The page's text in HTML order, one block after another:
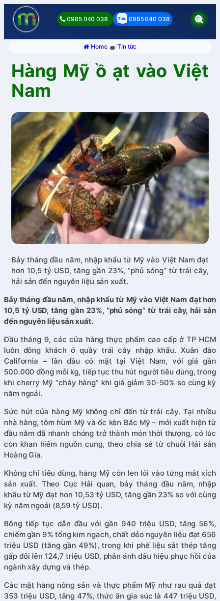
0985 040 038 0985 040 038
Home Tin tức
Hàng Mỹ ồ ạt vào Việt
Nam
Bảy tháng đầu năm, nhập khẩu từ Mỹ vào Việt Nam đạt
hơn 10,5 tỷ USD, tăng gần 23%, “phủ sóng” từ trái cây,
hải sản đến nguyên liệu sản xuất.
Bảy tháng đầu năm, nhập khẩu từ Mỹ vào Việt Nam đạt hơn
10,5 tỷ USD, tăng gần 23%, “phủ sóng” từ trái cây, hải sản
đến nguyên liệu sản xuất.
Đầu tháng 9, các cửa hàng thực phẩm cao cấp ở TP HCM
luôn đông khách ở quầy trái cây nhập khẩu. Xuân đào
California – lần đầu có mặt tại Việt Nam, với giá gần
500.000 đồng mỗi kg, tiếp tục thu hút người tiêu dùng, trong
khi cherry Mỹ “cháy hàng” khi giá giảm 30-50% so cùng kỳ
năm ngoái.
Sức hút của hàng Mỹ không chỉ đến từ trái cây. Tại nhiều
nhà hàng, tôm hùm Mỹ và ốc kèn Bắc Mỹ – mới xuất hiện từ
đầu năm đã nhanh chóng trở thành món thời thượng, có lúc
còn khan hiếm nguồn cung, theo chia sẻ từ chuỗi Hải sản
Hoàng Gia.
Không chỉ tiêu dùng, hàng Mỹ còn len lỏi vào từng mắt xích
sản xuất. Theo Cục Hải quan, bảy tháng đầu năm, nhập
khẩu từ Mỹ đạt hơn 10,53 tỷ USD, tăng gần 23% so với cùng
kỳ năm ngoái (8,59 tỷ USD).
Bông tiếp tục dẫn đầu với gần 940 triệu USD, tăng 56%,
chiếm gần 9% tổng kim ngạch, chất dẻo nguyên liệu đạt 656
triệu USD (tăng gần 49%), trong khi phế liệu sắt thép tăng
gấp đôi lên 124,7 triệu USD, phản ánh dấu hiệu phục hồi của
ngành xây dựng và thép.
Các mặt hàng nông sản và thực phẩm Mỹ như rau quả đạt
353 triệu USD, tăng 47%, thức ăn gia súc là 447 triệu USD,